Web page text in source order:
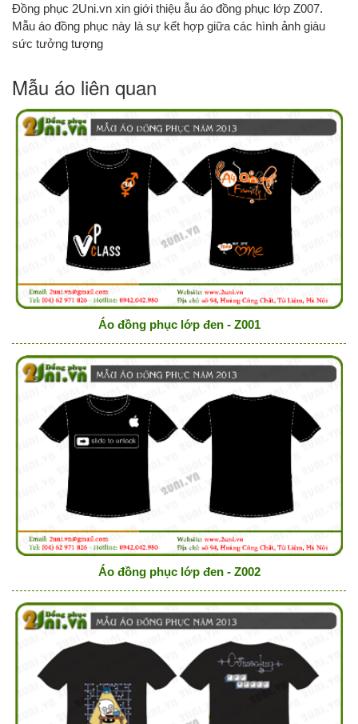
Đồng phục 2Uni.vn xin giới thiệu ẫu áo đồng phục lớp Z007.
Mẫu áo đồng phục này là sự kết hợp giữa các hình ảnh giàu
sức tưởng tượng
Mẫu áo liên quan
Áo đồng phục lớp đen - Z001
Áo đồng phục lớp đen - Z002